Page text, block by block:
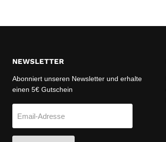
NEWSLETTER
Abonniert unseren Newsletter und erhalte
einen 5€ Gutschein
Email-Adresse